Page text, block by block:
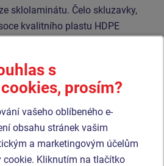
sklolaminátu. Čelo skluzavky,
kvalitního plastu HDPE
protože je nelámavý a nehrozí
dětí ostrými úlomky). Podesta
laminát opatřený
vysokou barevnou
a odolností proti vodě).
je pozinkovaný nebo nerezový.
s
prosím?
vašeho oblíbeného e-
obsahu stránek vašim
a marketingovým účelům
cookie. Kliknutím na tlačítko